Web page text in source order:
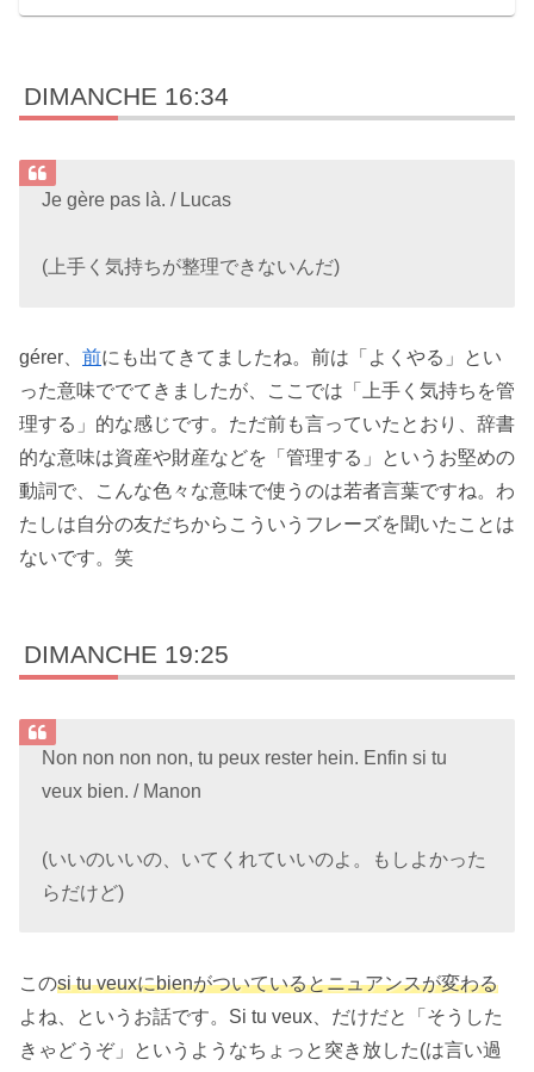
DIMANCHE 16:34
Je gère pas là. / Lucas
(上手く気持ちが整理できないんだ)
gérer、 前にも出てきてましたね。前は「よくやる」とい
った意味ででてきましたが、ここでは「上手く気持ちを管
理する」的な感じです。ただ前も言っていたとおり、辞書
的な意味は資産や財産などを「管理する」というお堅めの
動詞で、こんな色々な意味で使うのは若者言葉ですね。わ
たしは自分の友だちからこういうフレーズを聞いたことは
ないです。笑
DIMANCHE 19:25
Non non non non, tu peux rester hein. Enfin si tu
veux bien. / Manon
(いいのいいの、いてくれていいのよ。もしよかった
らだけど)
このsi tu veuxにbienがついているとニュアンスが変わる
よね、というお話です。Si tu veux、だけだと「そうした
きゃどうぞ」というようなちょっと突き放した(は言い過